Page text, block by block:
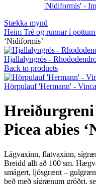
Stækka mynd
Heim Tré og runnar í pottum
‘Nidiformis’
Hjallalyngrós -
Back to products
Hörpulauf 'Hermann' -
Picea abies
Lágvaxinn, flatvaxinn,
Breidd allt að 100 sm.
smágert, ljósgrænt –
beð með sígrænum gróðri,